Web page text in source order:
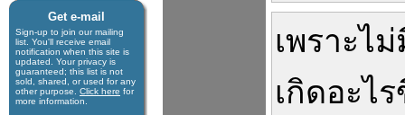
Get e-mail
Sign-up to join our mail­ing
list. You'll receive e­mail
notification when this site is
updated. Your privacy is
guaran­teed; this list is not
sold, shared, or used for any
other purpose. Click here for
more infor­mation.
เพราะไม่
เกิดอะไ